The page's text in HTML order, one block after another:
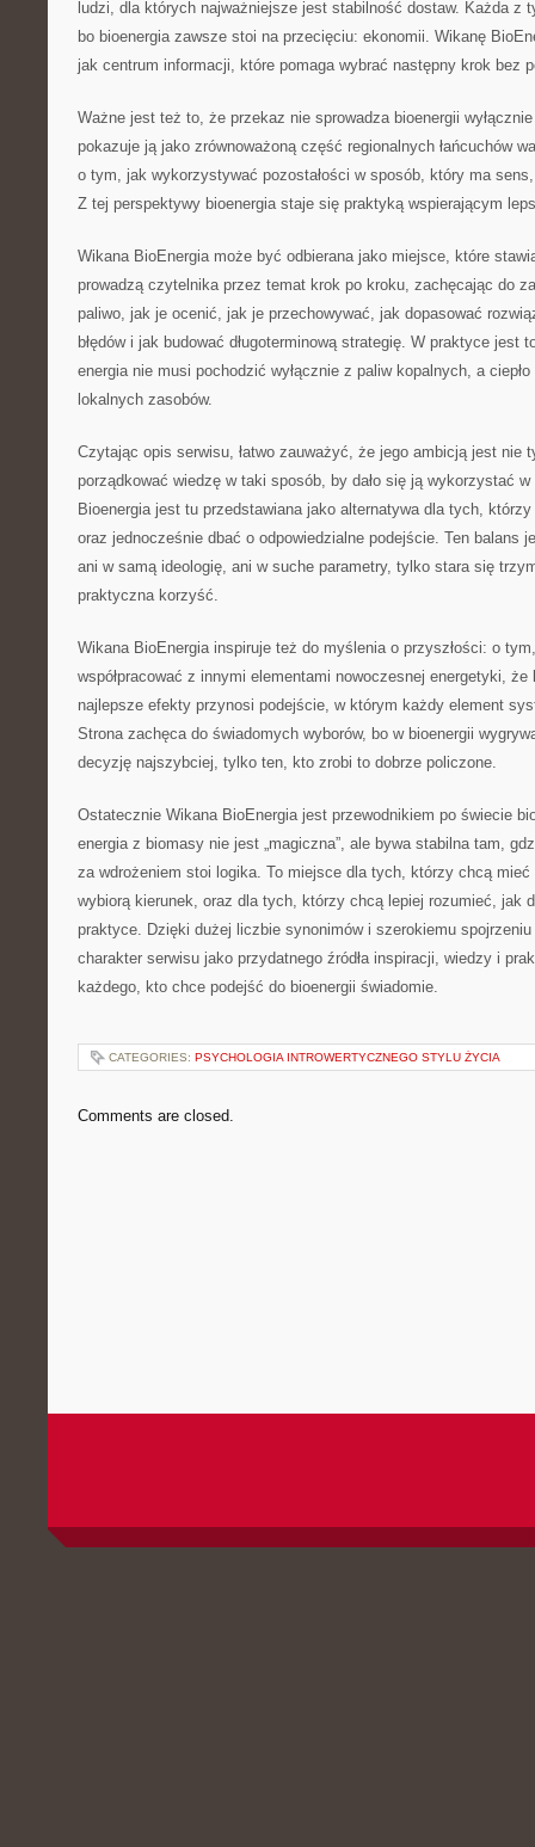
ludzi, dla których najważniejsze jest stabilność dostaw. Każda z
bo bioenergia zawsze stoi na przecięciu: ekonomii. Wikanę
jak centrum informacji, które pomaga wybrać następny krok bez
Ważne jest też to, że przekaz nie sprowadza bioenergii wyłącznie
pokazuje ją jako zrównoważoną część regionalnych łańcuchów
o tym, jak wykorzystywać pozostałości w sposób, który ma
Z tej perspektywy bioenergia staje się praktyką wspierającym
Wikana BioEnergia może być odbierana jako miejsce, które
prowadzą czytelnika przez temat krok po kroku, zachęcając do
paliwo, jak je ocenić, jak je przechowywać, jak dopasować
błędów i jak budować długoterminową strategię. W praktyce jest
energia nie musi pochodzić wyłącznie z paliw kopalnych, a
lokalnych zasobów.
Czytając opis serwisu, łatwo zauważyć, że jego ambicją jest nie
porządkować wiedzę w taki sposób, by dało się ją wykorzystać
Bioenergia jest tu przedstawiana jako alternatywa dla tych,
oraz jednocześnie dbać o odpowiedzialne podejście. Ten balans
ani w samą ideologię, ani w suche parametry, tylko stara się
praktyczna korzyść.
Wikana BioEnergia inspiruje też do myślenia o przyszłości: o
współpracować z innymi elementami nowoczesnej energetyki,
najlepsze efekty przynosi podejście, w którym każdy element
Strona zachęca do świadomych wyborów, bo w bioenergii
decyzję najszybciej, tylko ten, kto zrobi to dobrze policzone.
Ostatecznie Wikana BioEnergia jest przewodnikiem po świecie
energia z biomasy nie jest „magiczna”, ale bywa stabilna tam,
za wdrożeniem stoi logika. To miejsce dla tych, którzy chcą mieć
wybiorą kierunek, oraz dla tych, którzy chcą lepiej rozumieć, jak
praktyce. Dzięki dużej liczbie synonimów i szerokiemu
charakter serwisu jako przydatnego źródła inspiracji, wiedzy i
każdego, kto chce podejść do bioenergii świadomie.
CATEGORIES: PSYCHOLOGIA INTROWERTYCZNEGO STYLU ŻYCIA
Comments are closed.